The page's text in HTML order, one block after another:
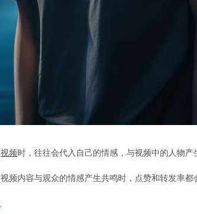
视频时，往往会代入自己的情感，与视频中的人物
频内容与观众的情感产生共鸣时，点赞和转发率